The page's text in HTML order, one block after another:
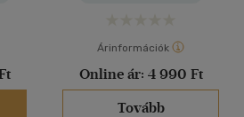
Árinformációk
Online ár: 4 990 Ft
Tovább